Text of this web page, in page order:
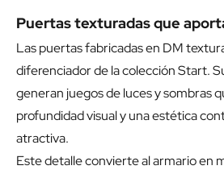
Puertas texturadas que
Las puertas fabricadas en DM
diferenciador de la colección Start.
generan juegos de luces y sombras
profundidad visual y una estética
atractiva.
Este detalle convierte al armario en